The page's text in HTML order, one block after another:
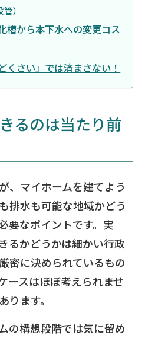
）
槽から本下水への変更コス
くさい」では済まさない！
るのは当たり前
、マイホームを建てよう
排水も可能な地域かどう
要なポイントです。実
るかどうかは細かい行政
密に決められているもの
ースはほぼ考えられませ
ります。
の構想段階では気に留め